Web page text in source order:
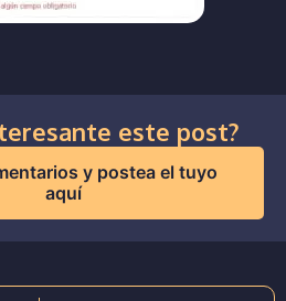
este post?
y postea el tuyo
aquí